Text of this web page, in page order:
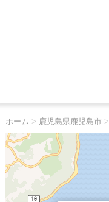
ホーム > 鹿児島県鹿児島市>